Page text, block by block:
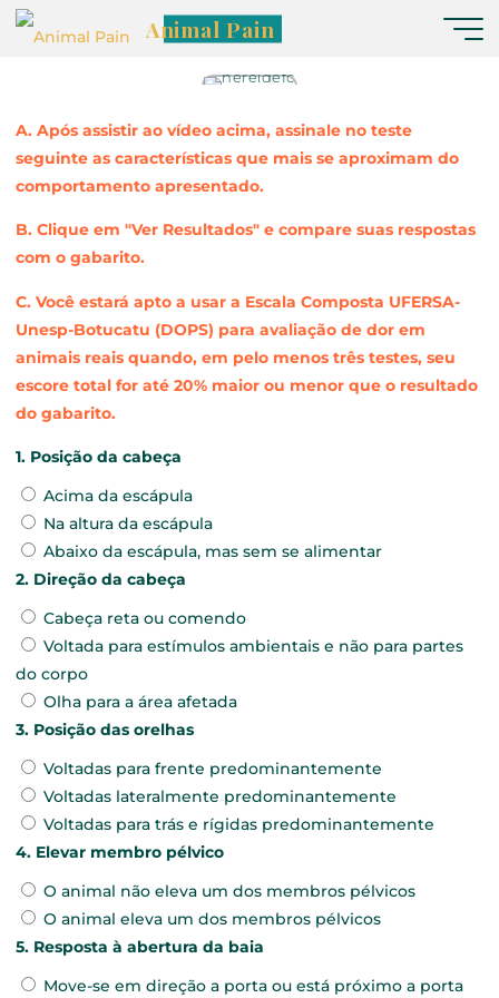
Animal Pain
Jumento – Vídeo 06 PT
A. Após assistir ao vídeo acima, assinale no teste
seguinte as características que mais se aproximam do
comportamento apresentado.
B. Clique em "Ver Resultados" e compare suas respostas
com o gabarito.
C. Você estará apto a usar a Escala Composta UFERSA-
Unesp-Botucatu (DOPS) para avaliação de dor em
animais reais quando, em pelo menos três testes, seu
escore total for até 20% maior ou menor que o resultado
do gabarito.
1. Posição da cabeça
Acima da escápula
Na altura da escápula
Abaixo da escápula, mas sem se alimentar
2. Direção da cabeça
Cabeça reta ou comendo
Voltada para estímulos ambientais e não para partes
do corpo
Olha para a área afetada
3. Posição das orelhas
Voltadas para frente predominantemente
Voltadas lateralmente predominantemente
Voltadas para trás e rígidas predominantemente
4. Elevar membro pélvico
O animal não eleva um dos membros pélvicos
O animal eleva um dos membros pélvicos
5. Resposta à abertura da baia
Move-se em direção a porta ou está próximo a porta